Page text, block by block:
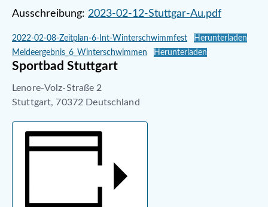
Ausschreibung: 2023-02-12-Stuttgar-Au.pdf
2022-02-08-Zeitplan-6-Int-Winterschwimmfest
Herunterladen
Meldeergebnis_6_Winterschwimmen
Herunterladen
Sportbad Stuttgart
Lenore-Volz-Straße 2
Stuttgart, 70372 Deutschland